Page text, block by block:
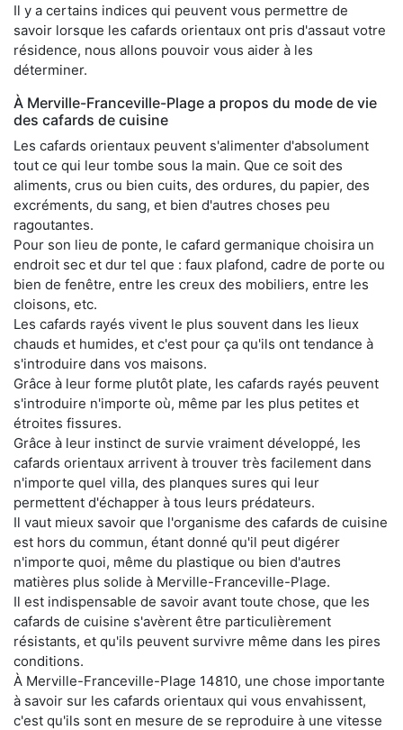
Il y a certains indices qui peuvent vous permettre de
savoir lorsque les cafards orientaux ont pris d'assaut votre
résidence, nous allons pouvoir vous aider à les
déterminer.
À Merville-Franceville-Plage a propos du mode de vie
des cafards de cuisine
Les cafards orientaux peuvent s'alimenter d'absolument
tout ce qui leur tombe sous la main. Que ce soit des
aliments, crus ou bien cuits, des ordures, du papier, des
excréments, du sang, et bien d'autres choses peu
ragoutantes.
Pour son lieu de ponte, le cafard germanique choisira un
endroit sec et dur tel que : faux plafond, cadre de porte ou
bien de fenêtre, entre les creux des mobiliers, entre les
cloisons, etc.
Les cafards rayés vivent le plus souvent dans les lieux
chauds et humides, et c'est pour ça qu'ils ont tendance à
s'introduire dans vos maisons.
Grâce à leur forme plutôt plate, les cafards rayés peuvent
s'introduire n'importe où, même par les plus petites et
étroites fissures.
Grâce à leur instinct de survie vraiment développé, les
cafards orientaux arrivent à trouver très facilement dans
n'importe quel villa, des planques sures qui leur
permettent d'échapper à tous leurs prédateurs.
Il vaut mieux savoir que l'organisme des cafards de cuisine
est hors du commun, étant donné qu'il peut digérer
n'importe quoi, même du plastique ou bien d'autres
matières plus solide à Merville-Franceville-Plage.
Il est indispensable de savoir avant toute chose, que les
cafards de cuisine s'avèrent être particulièrement
résistants, et qu'ils peuvent survivre même dans les pires
conditions.
À Merville-Franceville-Plage 14810, une chose importante
à savoir sur les cafards orientaux qui vous envahissent,
c'est qu'ils sont en mesure de se reproduire à une vitesse